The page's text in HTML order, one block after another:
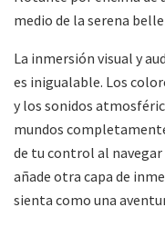
medio de la serena
La inmersión visual y
es inigualable. Los
y los sonidos
mundos
de tu control al
añade otra capa de
sienta como una